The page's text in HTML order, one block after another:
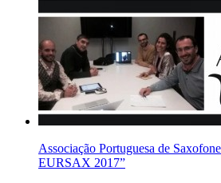
Associação Portuguesa de
EURSAX 2017”